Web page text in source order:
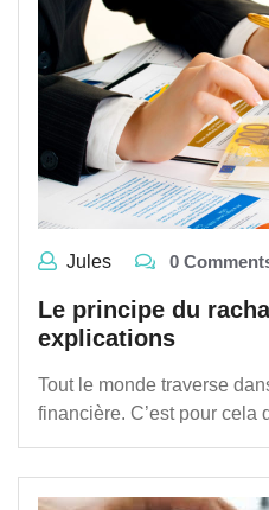
Jules 0
Le principe du
explications
Tout le monde traverse
financière. C’est pour cela